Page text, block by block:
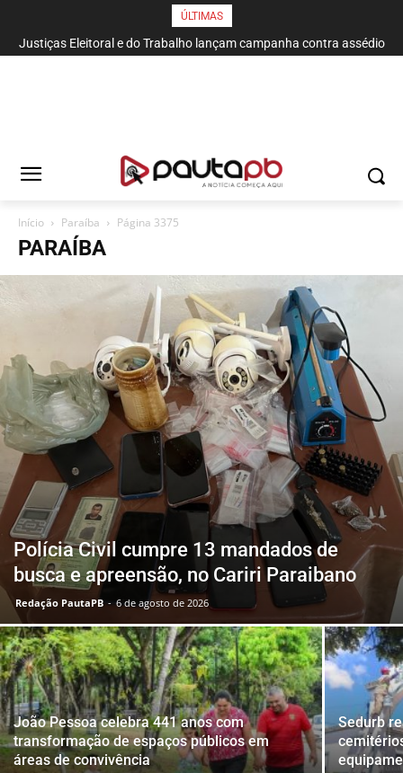
ÚLTIMAS
Saldo positivo de vagas de emprego reflete a força dos pequenos
negócios na Paraíba
Início Paraí­ba Página 3375
PARAÍ­BA
Polícia Civil cumpre 13 mandados de
busca e apreensão, no Cariri Paraibano
Redação PautaPB - 6 de agosto de 2026
João Pessoa celebra 441 anos com
transformação de espaços públicos em
áreas de convivência
Sedurb